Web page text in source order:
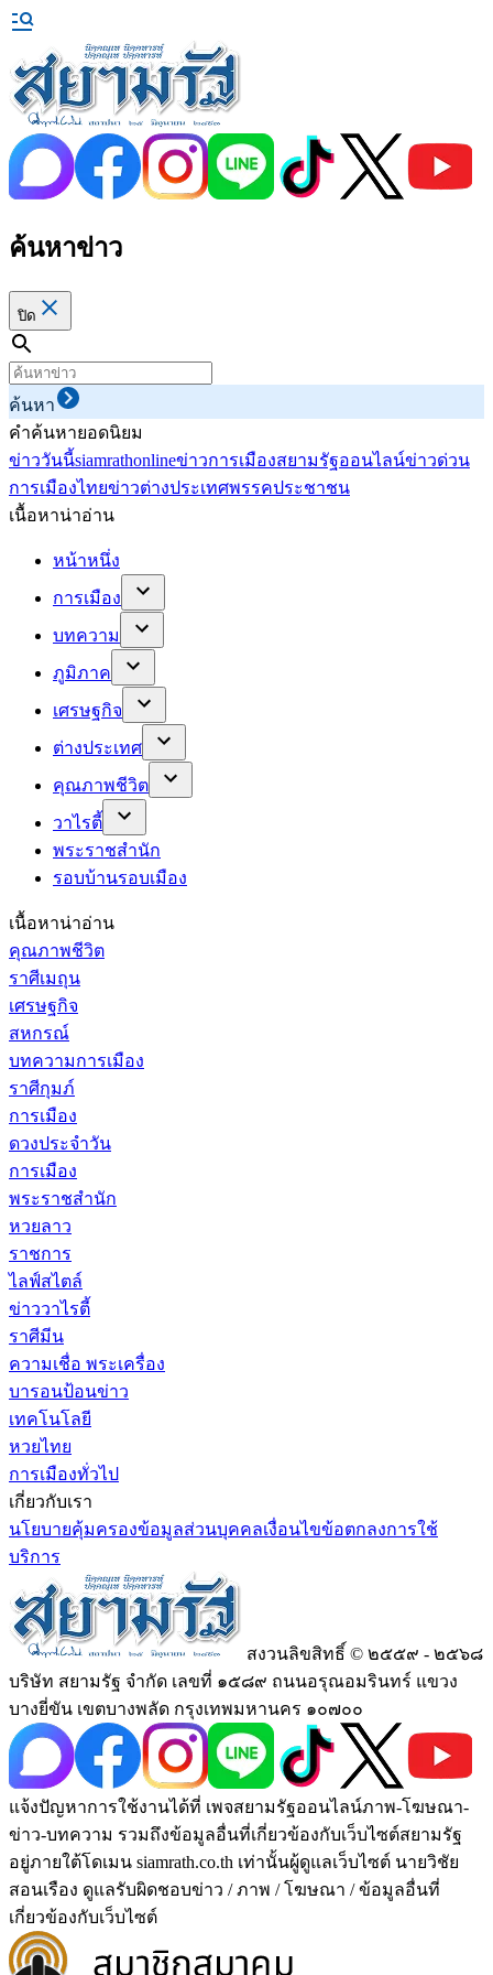
ค้นหาข่าว
ปิด
ค้นหา
คำค้นหายอดนิยม
ข่าววันนี้siamrathonlineข่าวการเมืองสยามรัฐออนไลน์ข่าวด่วน
การเมืองไทยข่าวต่างประเทศพรรคประชาชน
เนื้อหาน่าอ่าน
หน้าหนึ่ง
การเมือง
บทความ
ภูมิภาค
เศรษฐกิจ
ต่างประเทศ
คุณภาพชีวิต
วาไรตี้
พระราชสำนัก
รอบบ้านรอบเมือง
เนื้อหาน่าอ่าน
คุณภาพชีวิต
ราศีเมถุน
เศรษฐกิจ
สหกรณ์
บทความการเมือง
ราศีกุมภ์
การเมือง
ดวงประจำวัน
การเมือง
พระราชสำนัก
หวยลาว
ราชการ
ไลฟ์สไตล์
ข่าววาไรตี้
ราศีมีน
ความเชื่อ พระเครื่อง
บารอนป้อนข่าว
เทคโนโลยี
หวยไทย
การเมืองทั่วไป
เกี่ยวกับเรา
นโยบายคุ้มครองข้อมูลส่วนบุคคลเงื่อนไขข้อตกลงการใช้
บริการ
สงวนลิขสิทธิ์ © ๒๕๕๙ - ๒๕๖๘
บริษัท สยามรัฐ จำกัด เลขที่ ๑๕๘๙ ถนนอรุณอมรินทร์ แขวง
บางยี่ขัน เขตบางพลัด กรุงเทพมหานคร ๑๐๗๐๐
แจ้งปัญหาการใช้งานได้ที่ เพจสยามรัฐออนไลน์ภาพ-โฆษณา-
ข่าว-บทความ รวมถึงข้อมูลอื่นที่เกี่ยวข้องกับเว็บไซต์สยามรัฐ
อยู่ภายใต้โดเมน siamrath.co.th เท่านั้นผู้ดูแลเว็บไซต์ นายวิชัย
สอนเรือง ดูแลรับผิดชอบข่าว / ภาพ / โฆษณา / ข้อมูลอื่นที่
เกี่ยวข้องกับเว็บไซต์